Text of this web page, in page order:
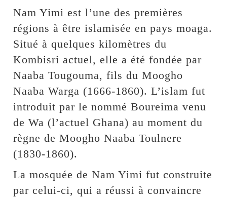
Nam Yimi est l’une des premières
régions à être islamisée en pays moaga.
Situé à quelques kilomètres du
Kombisri actuel, elle a été fondée par
Naaba Tougouma, fils du Moogho
Naaba Warga (1666-1860). L’islam fut
introduit par le nommé Boureima venu
de Wa (l’actuel Ghana) au moment du
règne de Moogho Naaba Toulnere
(1830-1860).
La mosquée de Nam Yimi fut construite
par celui-ci, qui a réussi à convaincre